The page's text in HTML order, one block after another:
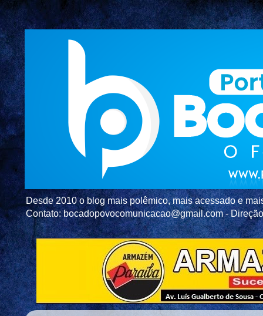
Desde 2010 o blog mais polêmico, mais acessado e
Contato: bocadopovocomunicacao@gmail.com -